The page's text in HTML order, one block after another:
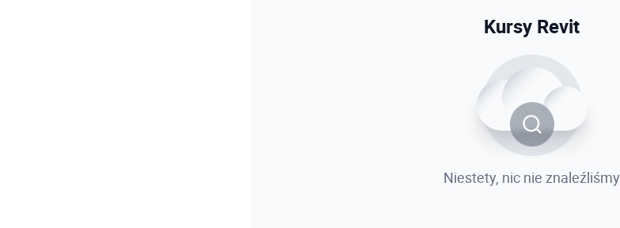
Kursy Revit
Niestety, nic nie znaleźliśmy